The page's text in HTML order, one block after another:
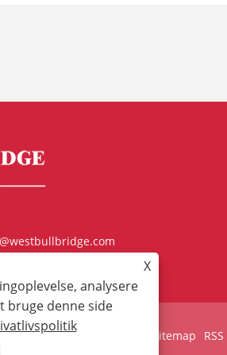
Sitemap RSS
X
analysere
bruge denne side